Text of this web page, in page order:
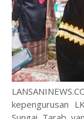
kepengurusan